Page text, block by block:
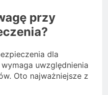
przy
dla
uwzględnienia
Oto najważniejsze z